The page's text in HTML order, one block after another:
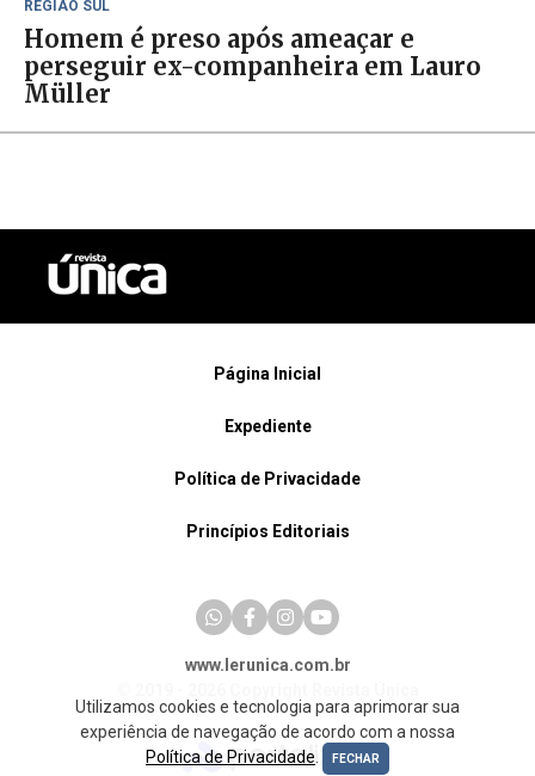
REGIÃO SUL
Homem é preso após ameaçar e
perseguir ex-companheira em Lauro
Müller
Página Inicial
Expediente
Política de Privacidade
Princípios Editoriais
www.lerunica.com.br
Utilizamos cookies e tecnologia para aprimorar sua
experiência de navegação de acordo com a nossa
Política de Privacidade
FECHAR